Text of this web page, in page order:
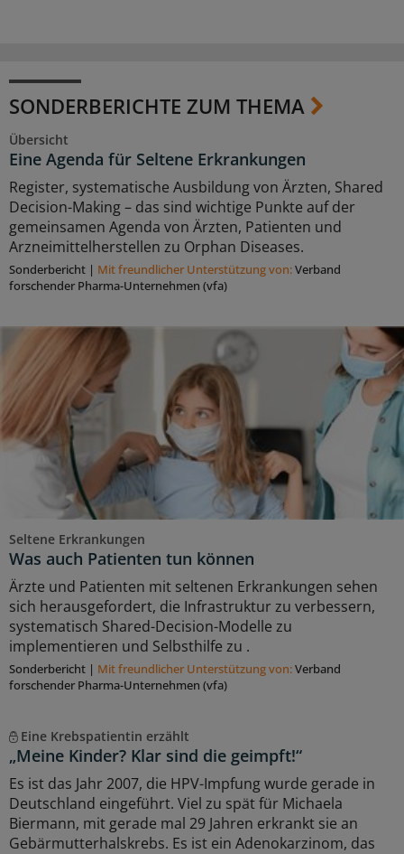
SONDERBERICHTE ZUM THEMA
Übersicht
Eine Agenda für Seltene Erkrankungen
Register, systematische Ausbildung von Ärzten, Shared
Decision-Making – das sind wichtige Punkte auf der
gemeinsamen Agenda von Ärzten, Patienten und
Arzneimittelherstellen zu Orphan Diseases.
Sonderbericht | Mit freundlicher Unterstützung von:Verband
forschender Pharma-Unternehmen (vfa)
Seltene Erkrankungen
Was auch Patienten tun können
Ärzte und Patienten mit seltenen Erkrankungen sehen
sich herausgefordert, die Infrastruktur zu verbessern,
systematisch Shared-Decision-Modelle zu
implementieren und Selbsthilfe zu .
Sonderbericht | Mit freundlicher Unterstützung von:Verband
forschender Pharma-Unternehmen (vfa)
Eine Krebspatientin erzählt
„Meine Kinder? Klar sind die geimpft!“
Es ist das Jahr 2007, die HPV-Impfung wurde gerade in
Deutschland eingeführt. Viel zu spät für Michaela
Biermann, mit gerade mal 29 Jahren erkrankt sie an
Gebärmutterhalskrebs. Es ist ein Adenokarzinom, das